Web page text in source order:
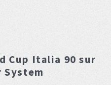
Cup Italia 90 sur
System